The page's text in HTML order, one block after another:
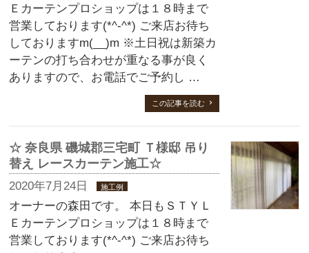
Ｅカーテンプロショップは１８時まで
営業しております(*^-^*) ご来店お待ち
しておりますm(__)m ※土日祝は新築カ
ーテンの打ち合わせが重なる事が良く
ありますので、お電話でご予約し …
この記事を読む
☆ 奈良県 磯城郡三宅町 Ｔ様邸 吊り
替え レースカーテン施工☆
2020年7月24日 施工例
オーナーの森田です。 本日もＳＴＹＬ
Ｅカーテンプロショップは１８時まで
営業しております(*^-^*) ご来店お待ち